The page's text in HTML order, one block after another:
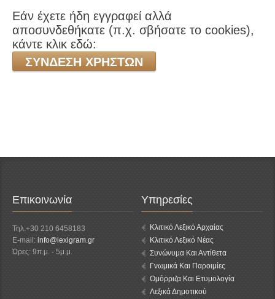
Εάν έχετε ήδη εγγραφεί αλλά
αποσυνδεθήκατε (π.χ. σβήσατε το cookies),
κάντε κλικ εδώ:
ΣΎΝΔΕΣΗ ΧΡΗΣΤΏΝ
Επικοινωνία
Τηλ.+30 210 6458183
E-mail: info@lexigram.gr
Ώρες: 9π.μ. - 5μ.μ.
Υπηρεσίες
Κλιτικό Λεξικό Αρχαίας
Κλιτικό Λεξικό Νέας
Συνώνυμα Και Αντίθετα
Γνωμικά Και Παροιμίες
Ομόρριζα Και Ετυμολογία
Λεξικά Δημοτικού